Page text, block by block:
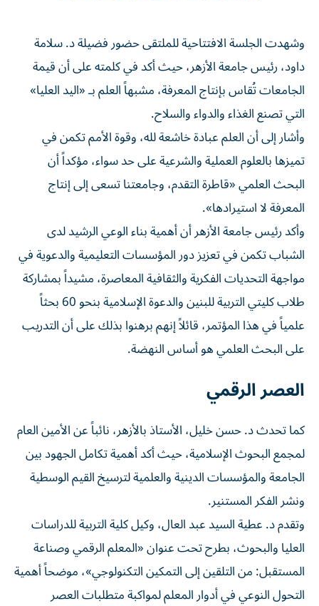
وشهدت الجلسة الافتتاحية للملتقى حضور فضيلة د. سلامة
داود، رئيس جامعة الأزهر، حيث أكد في كلمته على أن قيمة
الجامعات تُقاس بإنتاج المعرفة، مشبهاً العلم بـ «اليد العليا»
التي تصنع الغذاء والدواء والسلاح.
وأشار إلى أن العلم عبادة خاشعة لله، وقوة الأمم تكمن في
تميزها بالعلوم العملية والشرعية على حد سواء، مؤكداً أن
البحث العلمي «قاطرة التقدم، وجامعتنا تسعى إلى إنتاج
المعرفة لا استيرادها».
وأكد رئيس جامعة الأزهر أن أهمية بناء الوعي الرشيد لدى
الشباب تكمن في تعزيز دور المؤسسات التعليمية والدعوية في
مواجهة التحديات الفكرية والثقافية المعاصرة، مشيداً بمشاركة
طلاب كليتي التربية للبنين والدعوة الإسلامية بنحو 60 بحثاً
علمياً في هذا المؤتمر، قائلاً إنهم برهنوا بذلك على أن التدريب
على البحث العلمي هو أساس النهضة.
العصر الرقمي
كما تحدث د. حسن خليل، الأستاذ بالأزهر، نائباً عن الأمين العام
لمجمع البحوث الإسلامية، حيث أكد أهمية تكامل الجهود بين
الجامعة والمؤسسات الدينية والعلمية لترسيخ القيم الوسطية
ونشر الفكر المستنير.
وتقدم د. عطية السيد عبد العال، وكيل كلية التربية للدراسات
العليا والبحوث، بطرح تحت عنوان «المعلم الرقمي وصناعة
المستقبل: من التلقين إلى التمكين التكنولوجي»، موضحاً أهمية
التحول النوعي في أدوار المعلم لمواكبة متطلبات العصر